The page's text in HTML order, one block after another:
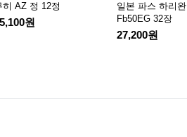
히 AZ 정 12정
원
일본 파스 하리완
Fb50EG 32장
27,200원